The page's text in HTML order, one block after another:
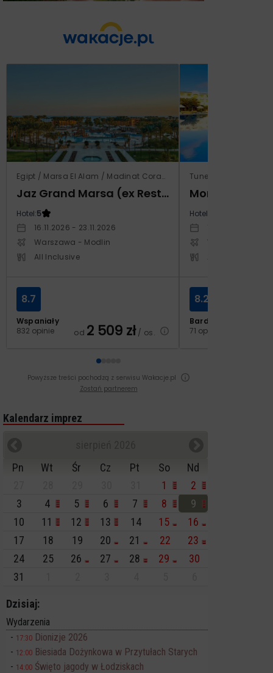
Egipt / Marsa El Alam / Madinat Coraya
Jaz Grand Marsa (ex Resta Grand Resort)
Hotel:5
16.11.2026 - 23.11.2026
Warszawa - Modlin
All Inclusive
Wspaniały
832 opinie
8.7
od 2 509 zł/ os.
Tunezja / Al-
Monarque El
Hotel:
Warszawa -
Bardzo dobry
71 opinii
8.2
Powyższe treści pochodzą z serwisu Wakacje.pl
Zostań partnerem
Kalendarz imprez
Pn
Wt Śr Cz Pt So
Nd
1
2
3
4 5 6 7 8
9
10
11 12 13 14 15
16
17
18 19 20 21 22
23
24
25 26 27 28 29
30
31
Dzisiaj:
Wydarzenia
17:30 Dionizje 2026
12:00 Biesiada Dożynkowa w Przytułach Starych
14:00 Święto jagody w Łodziskach